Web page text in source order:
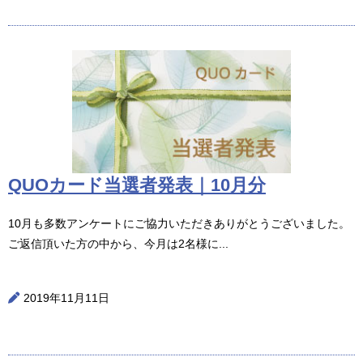
QUOカード当選者発表｜10月分
10月も多数アンケートにご協力いただきありがとうございました。
ご返信頂いた方の中から、今月は2名様に...
2019年11月11日